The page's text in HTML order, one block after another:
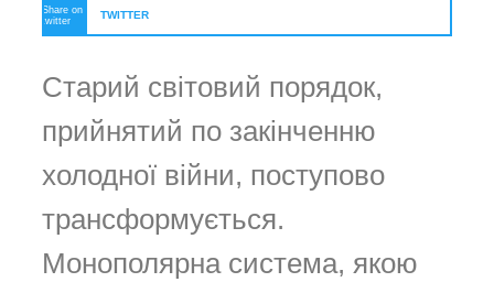
Share on
twitter
TWITTER
Старий світовий порядок,
прийнятий по закінченню
холодної війни, поступово
трансформується.
Монополярна система, якою